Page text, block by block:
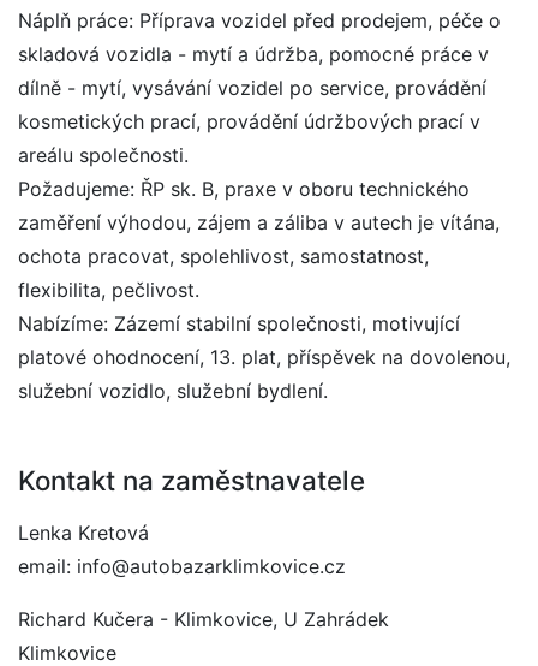
Náplň práce: Příprava vozidel před prodejem, péče o
skladová vozidla - mytí a údržba, pomocné práce v
dílně - mytí, vysávání vozidel po service, provádění
kosmetických prací, provádění údržbových prací v
areálu společnosti.
Požadujeme: ŘP sk. B, praxe v oboru technického
zaměření výhodou, zájem a záliba v autech je vítána,
ochota pracovat, spolehlivost, samostatnost,
flexibilita, pečlivost.
Nabízíme: Zázemí stabilní společnosti, motivující
platové ohodnocení, 13. plat, příspěvek na dovolenou,
služební vozidlo, služební bydlení.
Kontakt na zaměstnavatele
Lenka Kretová
email: info@autobazarklimkovice.cz
Richard Kučera - Klimkovice, U Zahrádek
Klimkovice